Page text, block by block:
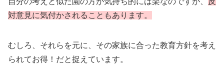
対意見に気付かされることもあります。
むしろ、それらを元に、その家族に合った教育方針を考え
られてお得！だと捉えています。